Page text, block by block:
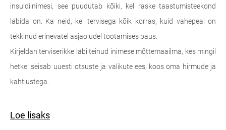
insuldiinimesi, see puudutab kõiki, kel raske taastumisteekond
läbida on. Ka neid, kel tervisega kõik korras, kuid vahepeal on
tekkinud erinevatel asjaoludel töötamises paus.
Kirjeldan terviserikke läbi teinud inimese mõttemaailma, kes mingil
hetkel seisab uuesti otsuste ja valikute ees, koos oma hirmude ja
kahtlustega.
Loe lisaks